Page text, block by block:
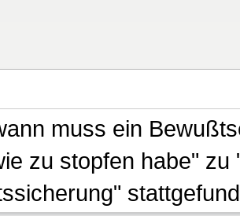
muss ein
zu stopfen habe"